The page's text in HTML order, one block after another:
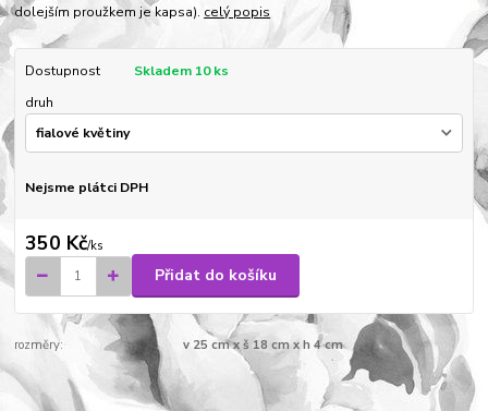
dolejším proužkem je kapsa). celý popis
Dostupnost
Skladem 10 ks
druh
Nejsme plátci DPH
350 Kč/ks
Přidat do košíku
rozměry: v 25 cm x š 18 cm x h 4 cm